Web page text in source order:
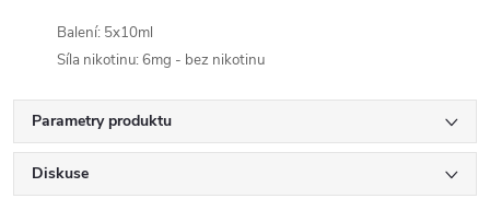
Balení: 5x10ml
Síla nikotinu: 6mg - bez nikotinu
Parametry produktu
Diskuse